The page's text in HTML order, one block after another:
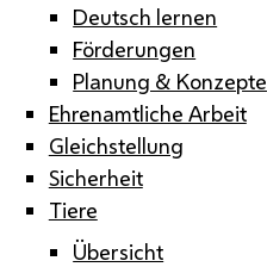
Deutsch lernen
Förderungen
Planung & Konzepte
Ehrenamtliche Arbeit
Gleichstellung
Sicherheit
Tiere
Übersicht